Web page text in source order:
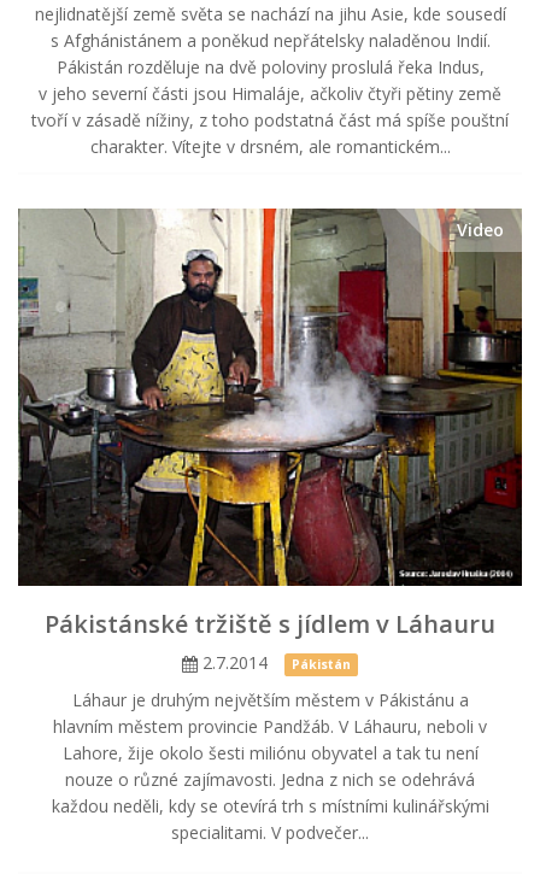
nejlidnatější země světa se nachází na jihu Asie, kde sousedí
s Afghánistánem a poněkud nepřátelsky naladěnou Indií.
Pákistán rozděluje na dvě poloviny proslulá řeka Indus,
v jeho severní části jsou Himaláje, ačkoliv čtyři pětiny země
tvoří v zásadě nížiny, z toho podstatná část má spíše pouštní
charakter. Vítejte v drsném, ale romantickém...
Video
Pákistánské tržiště s jídlem v Láhauru
2.7.2014 Pákistán
Láhaur je druhým největším městem v Pákistánu a
hlavním městem provincie Pandžáb. V Láhauru, neboli v
Lahore, žije okolo šesti miliónu obyvatel a tak tu není
nouze o různé zajímavosti. Jedna z nich se odehrává
každou neděli, kdy se otevírá trh s místními kulinářskými
specialitami. V podvečer...